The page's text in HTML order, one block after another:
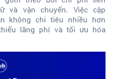
và vận chuyển. Việc cập
không chi tiêu nhiều hơn
lãng phí và tối ưu hóa